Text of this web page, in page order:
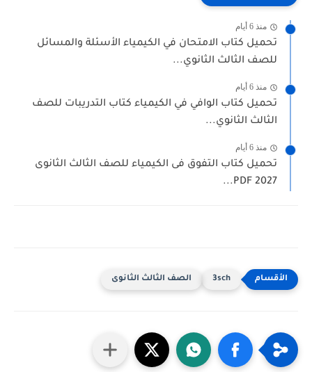
منذ 6 أيام
تحميل كتاب الامتحان في الكيمياء الأسئلة والمسائل
للصف الثالث الثانوي...
منذ 6 أيام
تحميل كتاب الوافي في الكيمياء كتاب التدريبات للصف
الثالث الثانوي...
منذ 6 أيام
تحميل كتاب التفوق فى الكيمياء للصف الثالث الثانوى
2027 PDF...
3sch الصف الثالث الثانوى